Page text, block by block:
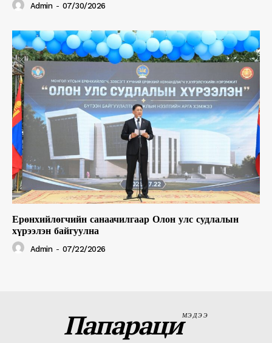
Admin - 07/30/2026
Ерөнхийлөгчийн санаачилгаар Олон улс судлалын
хүрээлэн байгуулна
Admin - 07/22/2026
ПапарациМЭДЭЭ